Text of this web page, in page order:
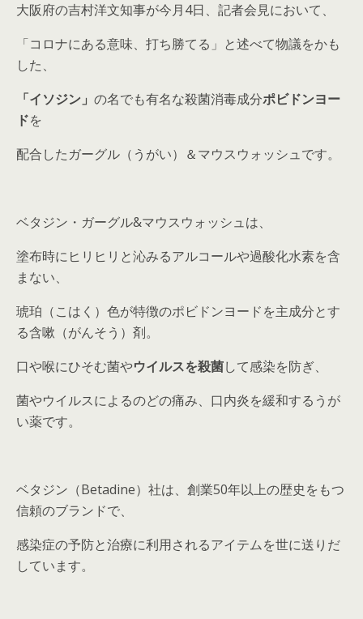
大阪府の吉村洋文知事が今月4日、記者会見において、
「コロナにある意味、打ち勝てる」と述べて物議をかも
した、
「イソジン」 の名でも有名な殺菌消毒成分ポビドンヨー
ドを
配合したガーグル（うがい）＆マウスウォッシュです。
ベタジン・ガーグル&マウスウォッシュは、
塗布時にヒリヒリと沁みるアルコールや過酸化水素を含
まない、
琥珀（こはく）色が特徴のポビドンヨードを主成分とす
る含嗽（がんそう）剤。
口や喉にひそむ菌やウイルスを殺菌して感染を防ぎ、
菌やウイルスによるのどの痛み、口内炎を緩和するうが
い薬です。
ベタジン（Betadine）社は、創業50年以上の歴史をもつ
信頼のブランドで、
感染症の予防と治療に利用されるアイテムを世に送りだ
しています。